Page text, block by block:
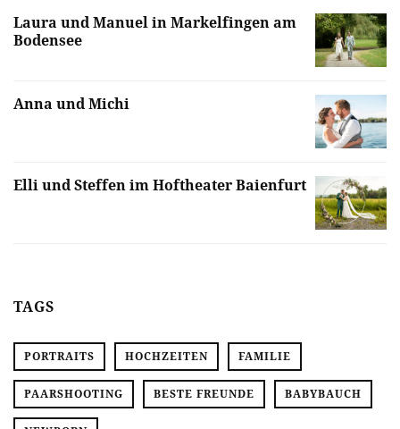
Laura und Manuel in Markelfingen am
Bodensee
Anna und Michi
Elli und Steffen im Hoftheater Baienfurt
TAGS
PORTRAITS HOCHZEITEN FAMILIE
PAARSHOOTING BESTE FREUNDE BABYBAUCH